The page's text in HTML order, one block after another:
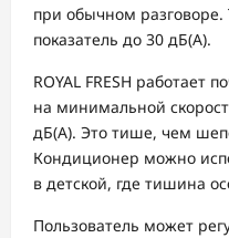
при обычном
показатель до 30 дБ(А).
ROYAL FRESH
на минимальной
дБ(А). Это тише, чем
Кондиционер можно
в детской, где тишина
Пользователь может